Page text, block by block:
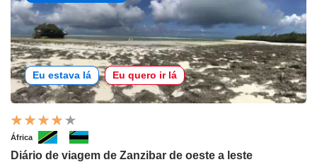
Eu estava lá Eu quero ir lá
África
Diário de viagem de Zanzibar de oeste a leste